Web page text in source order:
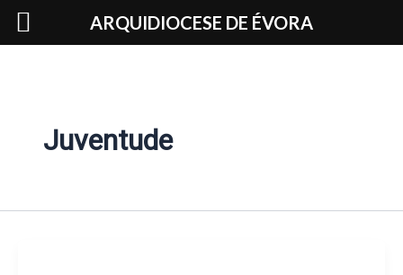
Skip
Juventude
ARQUIDIOCESE DE ÉVORA